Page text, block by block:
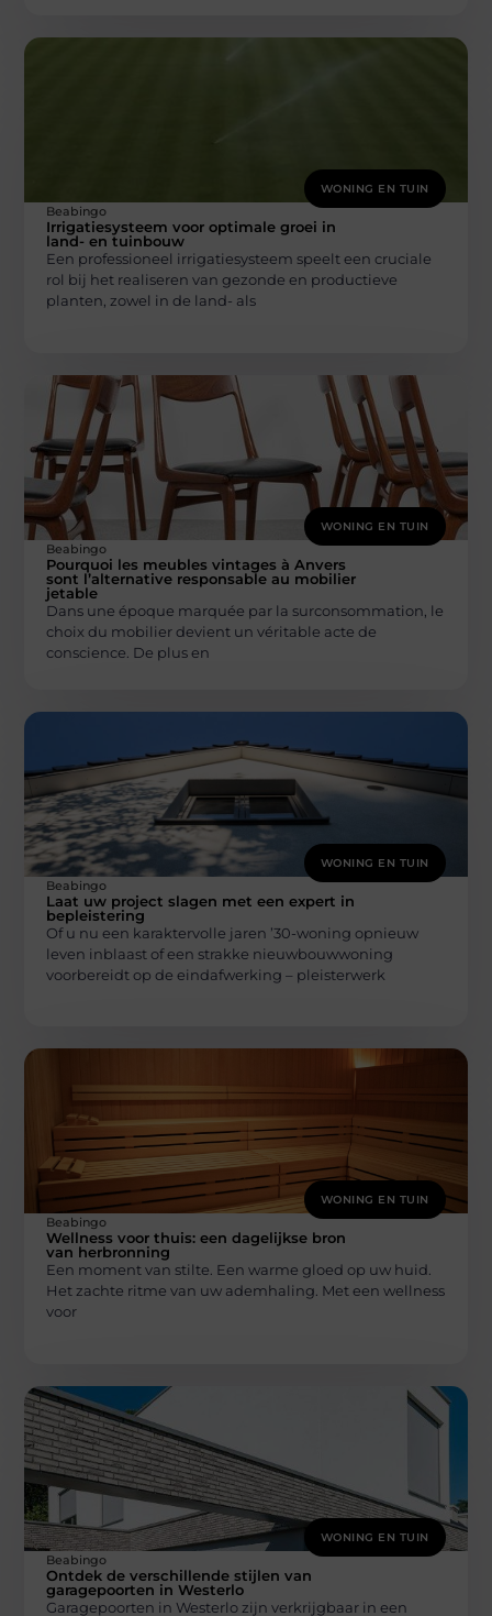
WONING EN TUIN
Beabingo
Irrigatiesysteem voor optimale groei in
land- en tuinbouw
Een professioneel irrigatiesysteem speelt een cruciale
rol bij het realiseren van gezonde en productieve
planten, zowel in de land- als
WONING EN TUIN
Beabingo
Pourquoi les meubles vintages à Anvers
sont l’alternative responsable au mobilier
jetable
Dans une époque marquée par la surconsommation, le
choix du mobilier devient un véritable acte de
conscience. De plus en
WONING EN TUIN
Beabingo
Laat uw project slagen met een expert in
bepleistering
Of u nu een karaktervolle jaren ’30-woning opnieuw
leven inblaast of een strakke nieuwbouwwoning
voorbereidt op de eindafwerking – pleisterwerk
WONING EN TUIN
Beabingo
Wellness voor thuis: een dagelijkse bron
van herbronning
Een moment van stilte. Een warme gloed op uw huid.
Het zachte ritme van uw ademhaling. Met een wellness
voor
WONING EN TUIN
Beabingo
Ontdek de verschillende stijlen van
garagepoorten in Westerlo
Garagepoorten in Westerlo zijn verkrijgbaar in een